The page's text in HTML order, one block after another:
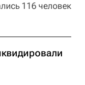
116 человек